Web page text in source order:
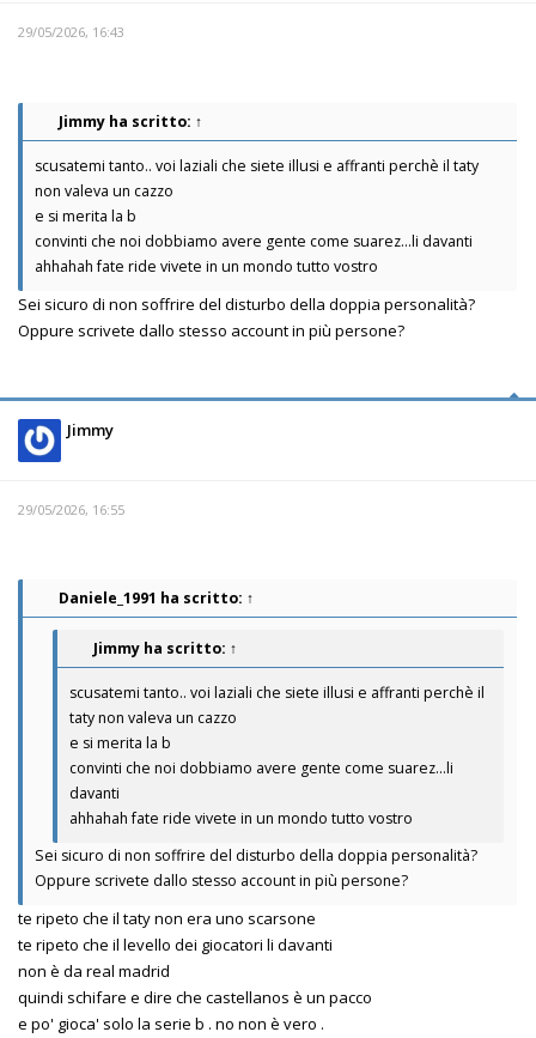
29/05/2026, 16:43
Jimmy ha scritto: ↑
scusatemi tanto.. voi laziali che siete illusi e affranti perchè il taty
non valeva un cazzo
e si merita la b
convinti che noi dobbiamo avere gente come suarez...li davanti
ahhahah fate ride vivete in un mondo tutto vostro
Sei sicuro di non soffrire del disturbo della doppia personalità?
Oppure scrivete dallo stesso account in più persone?
Jimmy
29/05/2026, 16:55
Daniele_1991 ha scritto: ↑
Jimmy ha scritto: ↑
scusatemi tanto.. voi laziali che siete illusi e affranti perchè il
taty non valeva un cazzo
e si merita la b
convinti che noi dobbiamo avere gente come suarez...li
davanti
ahhahah fate ride vivete in un mondo tutto vostro
Sei sicuro di non soffrire del disturbo della doppia personalità?
Oppure scrivete dallo stesso account in più persone?
te ripeto che il taty non era uno scarsone
te ripeto che il levello dei giocatori li davanti
non è da real madrid
quindi schifare e dire che castellanos è un pacco
e po' gioca' solo la serie b . no non è vero .